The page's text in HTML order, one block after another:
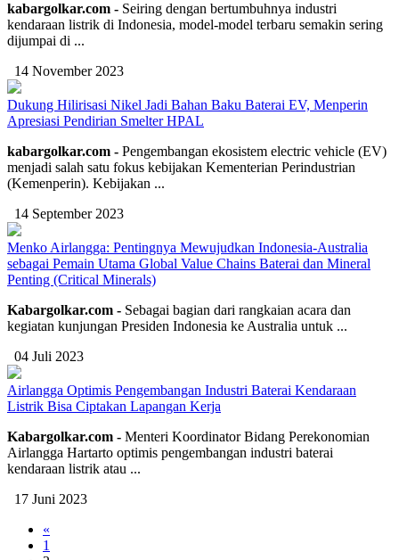
kabargolkar.com - Seiring dengan bertumbuhnya industri
kendaraan listrik di Indonesia, model-model terbaru semakin sering
dijumpai di ...
14 November 2023
Dukung Hilirisasi Nikel Jadi Bahan Baku Baterai EV, Menperin
Apresiasi Pendirian Smelter HPAL
kabargolkar.com - Pengembangan ekosistem electric vehicle (EV)
menjadi salah satu fokus kebijakan Kementerian Perindustrian
(Kemenperin). Kebijakan ...
14 September 2023
Menko Airlangga: Pentingnya Mewujudkan Indonesia-Australia
sebagai Pemain Utama Global Value Chains Baterai dan Mineral
Penting (Critical Minerals)
Kabargolkar.com - Sebagai bagian dari rangkaian acara dan
kegiatan kunjungan Presiden Indonesia ke Australia untuk ...
04 Juli 2023
Airlangga Optimis Pengembangan Industri Baterai Kendaraan
Listrik Bisa Ciptakan Lapangan Kerja
Kabargolkar.com - Menteri Koordinator Bidang Perekonomian
Airlangga Hartarto optimis pengembangan industri baterai
kendaraan listrik atau ...
17 Juni 2023
«
1